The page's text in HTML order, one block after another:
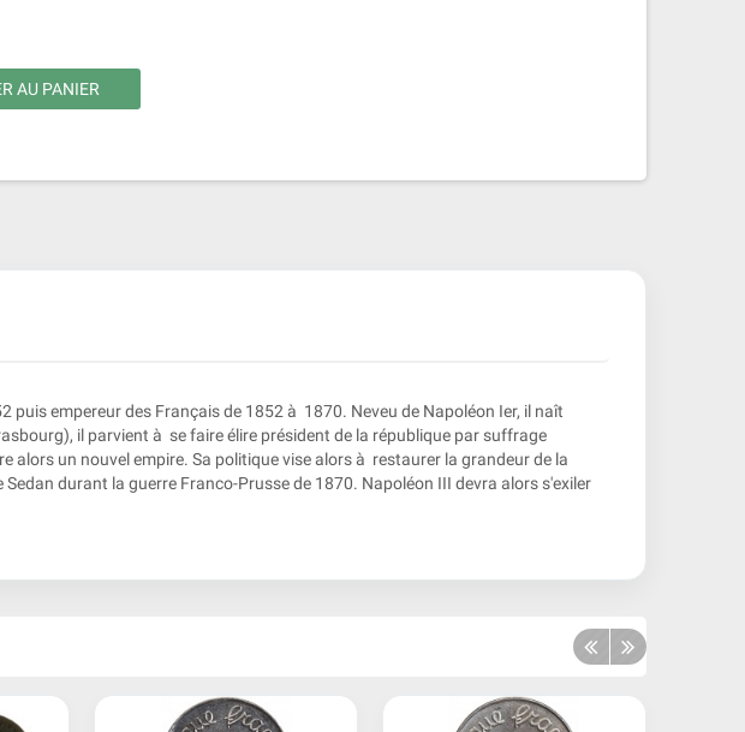
AU PANIER
empereur des Français de 1852 à 1870. Neveu de Napoléon Ier, il naît
il parvient à se faire élire président de la république par suffrage
alors un nouvel empire. Sa politique vise alors à restaurer la grandeur de la
durant la guerre Franco-Prusse de 1870. Napoléon III devra alors s'exiler